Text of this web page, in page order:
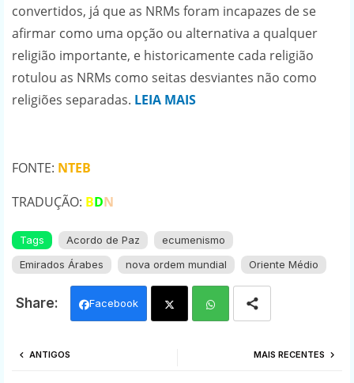
convertidos, já que as NRMs foram incapazes de se
afirmar como uma opção ou alternativa a qualquer
religião importante, e historicamente cada religião
rotulou as NRMs como seitas desviantes não como
religiões separadas. LEIA MAIS
FONTE: NTEB
TRADUÇÃO: BDN
Tags Acordo de Paz
ecumenismo
Emirados Árabes
nova ordem mundial Oriente Médio
Facebook
MAIS RECENTES
ANTIGOS